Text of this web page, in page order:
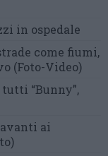
in ospedale
come fiumi,
(Foto-Video)
tutti “Bunny”,
ai